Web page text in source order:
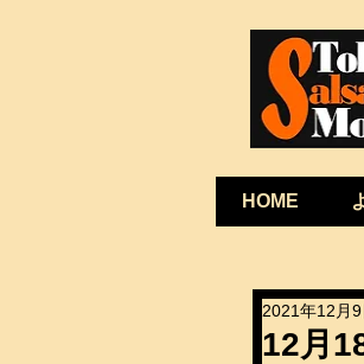
HOME
12月
2021年12月9